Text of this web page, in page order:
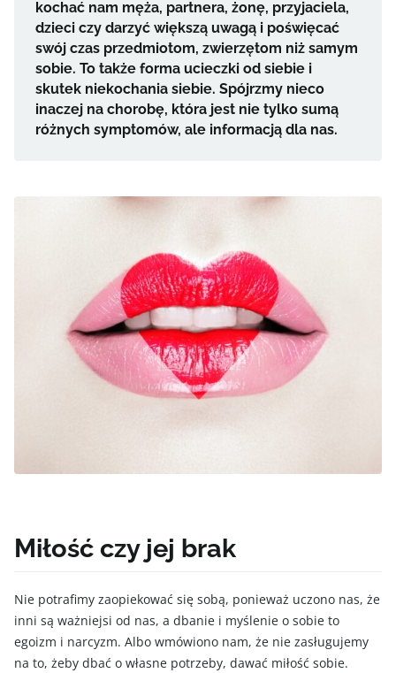
kochać nam męża, partnera, żonę, przyjaciela,
dzieci czy darzyć większą uwagą i poświęcać
swój czas przedmiotom, zwierzętom niż samym
sobie. To także forma ucieczki od siebie i
skutek niekochania siebie. Spójrzmy nieco
inaczej na chorobę, która jest nie tylko sumą
różnych symptomów, ale informacją dla nas.
Miłość czy jej brak
Nie potrafimy zaopiekować się sobą, ponieważ uczono nas, że
inni są ważniejsi od nas, a dbanie i myślenie o sobie to
egoizm i narcyzm. Albo wmówiono nam, że nie zasługujemy
na to, żeby dbać o własne potrzeby, dawać miłość sobie.